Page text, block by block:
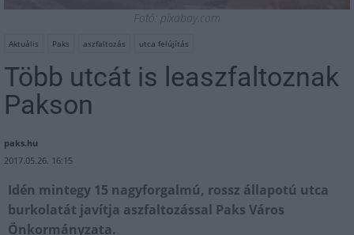
Fotó: pixabay.com
Aktuális Paks aszfaltozás utca felújítás
Több utcát is leaszfaltoznak
Pakson
paks.hu
2017.05.26. 16:15
Idén mintegy 15 nagyforgalmú, rossz állapotú utca
burkolatát javítja aszfaltozással Paks Város
Önkormányzata.